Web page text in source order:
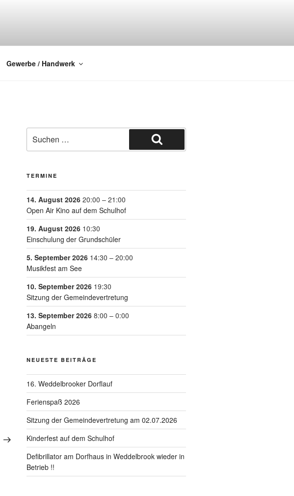
Gewerbe / Handwerk
TERMINE
14. August 2026 20:00 – 21:00
Open Air Kino auf dem Schulhof
19. August 202610:30
Einschulung der Grundschüler
5. September 2026 14:30 – 20:00
Musikfest am See
10. September 202619:30
Sitzung der Gemeindevertretung
13. September 2026 8:00 – 0:00
Abangeln
NEUESTE BEITRÄGE
16. Weddelbrooker Dorflauf
Ferienspaß 2026
Sitzung der Gemeindevertretung am 02.07.2026
Kinderfest auf dem Schulhof
Defibrillator am Dorfhaus in Weddelbrook wieder in
Betrieb !!